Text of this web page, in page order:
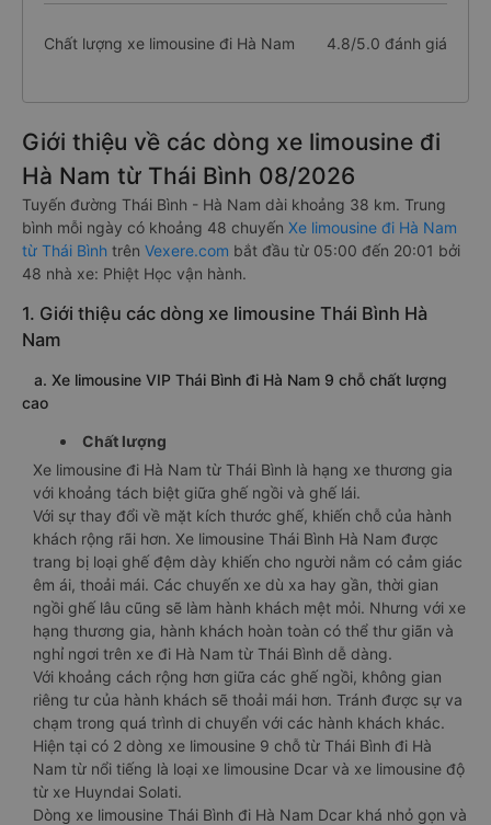
Chất lượng xe limousine đi Hà Nam 4.8/5.0 đánh giá
Giới thiệu về các dòng xe limousine đi
Hà Nam từ Thái Bình 08/2026
Tuyến đường Thái Bình - Hà Nam dài khoảng 38 km. Trung
bình mỗi ngày có khoảng 48 chuyến Xe limousine đi Hà Nam
từ Thái Bình trên Vexere.com bắt đầu từ 05:00 đến 20:01 bởi
48 nhà xe: Phiệt Học vận hành.
1. Giới thiệu các dòng xe limousine Thái Bình Hà
Nam
a. Xe limousine VIP Thái Bình đi Hà Nam 9 chỗ chất lượng
cao
Chất lượng
Xe limousine đi Hà Nam từ Thái Bình là hạng xe thương gia
với khoảng tách biệt giữa ghế ngồi và ghế lái.
Với sự thay đổi về mặt kích thước ghế, khiến chỗ của hành
khách rộng rãi hơn. Xe limousine Thái Bình Hà Nam được
trang bị loại ghế đệm dày khiến cho người nằm có cảm giác
êm ái, thoải mái. Các chuyến xe dù xa hay gần, thời gian
ngồi ghế lâu cũng sẽ làm hành khách mệt mỏi. Nhưng với xe
hạng thương gia, hành khách hoàn toàn có thể thư giãn và
nghỉ ngơi trên xe đi Hà Nam từ Thái Bình dễ dàng.
Với khoảng cách rộng hơn giữa các ghế ngồi, không gian
riêng tư của hành khách sẽ thoải mái hơn. Tránh được sự va
chạm trong quá trình di chuyển với các hành khách khác.
Hiện tại có 2 dòng xe limousine 9 chỗ từ Thái Bình đi Hà
Nam từ nổi tiếng là loại xe limousine Dcar và xe limousine độ
từ xe Huyndai Solati.
Dòng xe limousine Thái Bình đi Hà Nam Dcar khá nhỏ gọn và